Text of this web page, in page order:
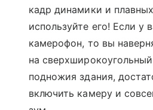
кадр динамики и
используйте его! Если у
камерофон, то вы
на
подножия здания,
включить камеру и